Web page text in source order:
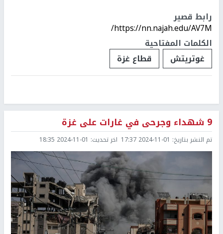
رابط قصير
https://nn.najah.edu/AV7M/
الكلمات المفتاحية
غوتريتش
قطاع غزة
9 شهداء وجرحى في غارات على غزة
تم النشر بتاريخ: 2024-11-01 17:37 اخر تحديث: 2024-11-01 18:35